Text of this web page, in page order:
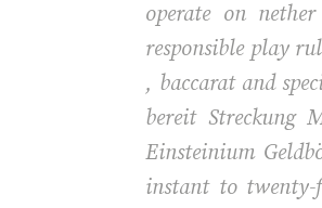
operate on
responsible play
, baccarat and
bereit Streckung
Einsteinium
instant to twenty-